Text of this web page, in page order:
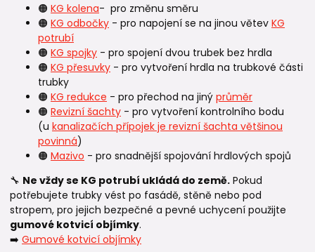
🟠 KG kolena- pro změnu směru
🟠 KG odbočky - pro napojení se na jinou větev KG
potrubí
🟠 KG spojky - pro spojení dvou trubek bez hrdla
🟠 KG přesuvky - pro vytvoření hrdla na trubkové části
trubky
🟠 KG redukce - pro přechod na jiný průměr
🟠 Revizní šachty - pro vytvoření kontrolního bodu
(u kanalizačích přípojek je revizní šachta většinou
povinná)
🟠 Mazivo - pro snadnější spojování hrdlových spojů
🔧 Ne vždy se KG potrubí ukládá do země. Pokud
potřebujete trubky vést po fasádě, stěně nebo pod
stropem, pro jejich bezpečné a pevné uchycení použijte
gumové kotvicí objímky.
➡️ Gumové kotvicí objímky